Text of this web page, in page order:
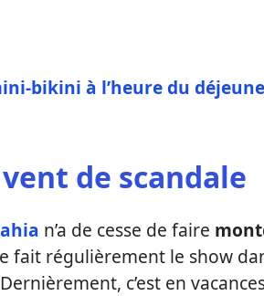
bikini à l’heure du
de scandale
n’a de cesse de faire
fait régulièrement le show
c’est en